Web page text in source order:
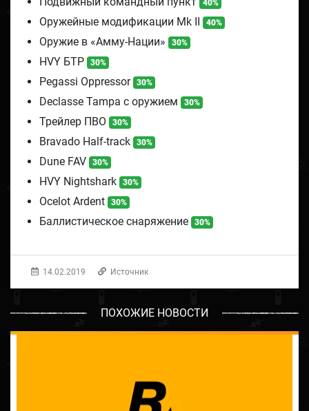
40%
Оружейные модификации Mk II 40%
Оружие в «Амму-Нации» 30%
HVY БТР 30%
Pegassi Oppressor 30%
Declasse Tampa с оружием 30%
Трейлер ПВО 30%
Bravado Half-track 30%
Dune FAV 30%
HVY Nightshark 30%
Ocelot Ardent 30%
Баллистическое снаряжение 30%
14.02.2019 Источник
ПОХОЖИЕ НОВОСТИ